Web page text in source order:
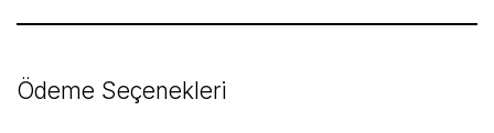
Ödeme Seçenekleri